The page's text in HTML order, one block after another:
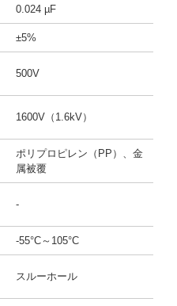
0.024 µF
±5%
500V
1600V（1.6kV）
ポリプロピレン（PP）、金
属被覆
-
-55°C～105°C
スルーホール